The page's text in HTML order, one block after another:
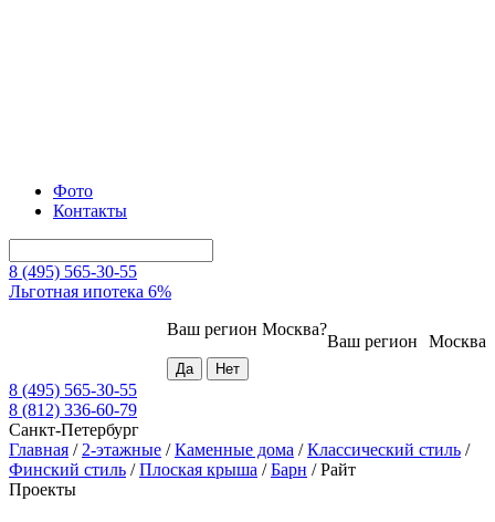
Фото
Контакты
8 (495) 565-30-55
Льготная ипотека 6%
Москва
Ваш регион
Ваш регион Москва?
8 (495) 565-30-55
8 (812) 336-60-79
Санкт-Петербург
Главная / 2-этажные /Каменные дома /Классический стиль /
Финский стиль /Плоская крыша /Барн /Райт
Проекты